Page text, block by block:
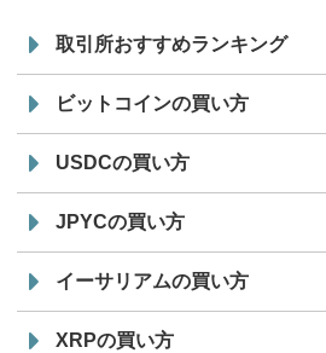
取引所おすすめランキング
ビットコインの買い方
USDCの買い方
JPYCの買い方
イーサリアムの買い方
XRPの買い方